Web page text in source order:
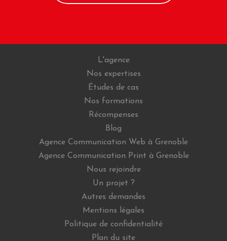
L'agence
Nos expertises
Études de cas
Nos formations
Récompenses
Blog
Agence Communication Web à Grenoble
Agence Communication Print à Grenoble
Nous rejoindre
Un projet ?
Autres demandes
Mentions légales
Politique de confidentialité
Plan du site